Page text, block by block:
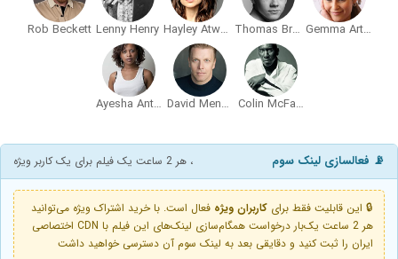
Gemma Arterton
Thomas Brodie-Sangster
Hayley Atwell
Lenny Henry
Rob Beckett
Colin McFarlane
David Menkin
Ayesha Antoine
📡 فعالسازی لینک سوم ، هر 2 ساعت یک فیلم برای یک کاربر ویژه
🔒 این قابلیت فقط برای کاربران ویژه فعال است. با خرید اشتراک ویژه می‌توانید
هر 2 ساعت یک‌بار درخواست همگام‌سازی لینک‌های این فیلم با CDN اختصاصی
ایران را ثبت کنید و دقایقی بعد به لینک سوم آن دسترسی خواهید داشت